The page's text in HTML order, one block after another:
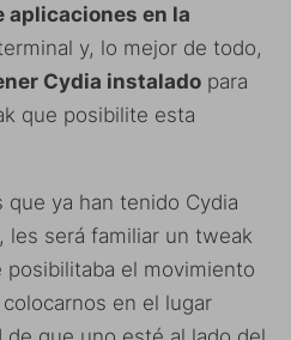
aplicaciones en la
y, lo mejor de todo,
Cydia instalado para
que posibilite esta
ya han tenido Cydia
les será familiar un tweak
posibilitaba el movimiento
en el lugar